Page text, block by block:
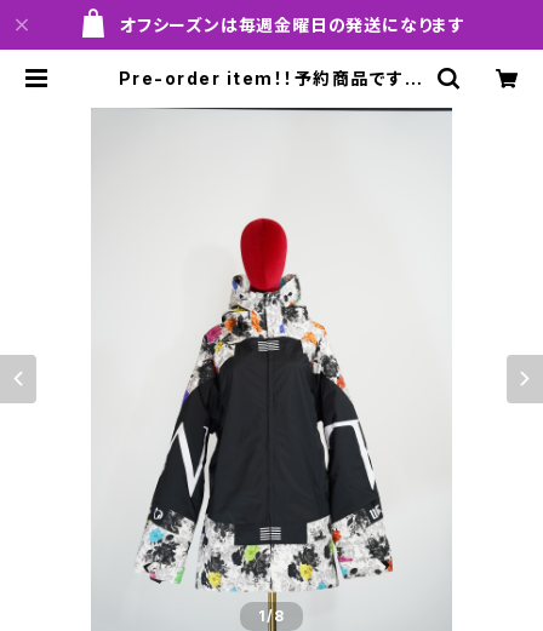
オフシーズンは毎週金曜日の発送になります
Pre-order item！！予約商品です！！
et EM 991 dflbk em！！送料無料
1/8